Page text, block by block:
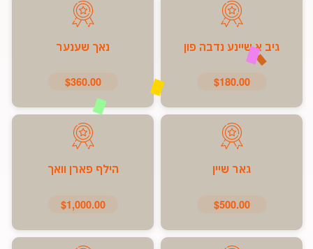
גיב א שיינע נדבה פון
$180.00
נאך שענער
$360.00
גאר שיין
$500.00
הילף פארן וואך
$1,000.00